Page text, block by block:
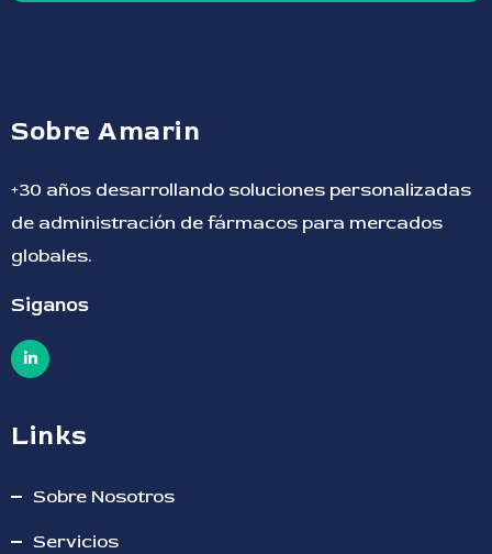
Sobre Amarin
+30 años desarrollando soluciones personalizadas
de administración de fármacos para mercados
globales.
Siganos
Links
Sobre Nosotros
Servicios